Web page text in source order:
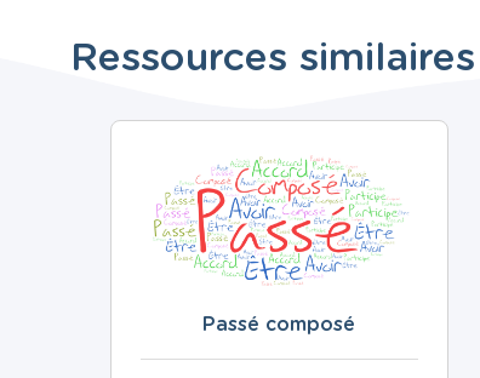
Ressources similaires
Passé composé